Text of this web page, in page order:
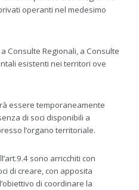
operanti nel medesimo
Consulte Regionali, a Consulte
esistenti nei territori ove
essere temporaneamente
di soci disponibili a
l’organo territoriale.
sono arricchiti con
di creare, con apposita
di coordinare la